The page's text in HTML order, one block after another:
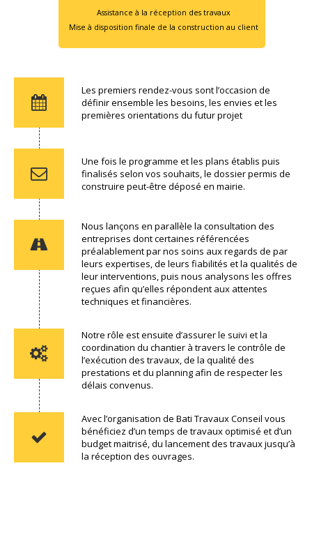
Assistance à la réception des travaux
Mise à disposition finale de la construction au client
Les premiers rendez-vous sont l’occasion de
définir ensemble les besoins, les envies et les
premières orientations du futur projet
Une fois le programme et les plans établis puis
finalisés selon vos souhaits, le dossier permis de
construire peut-être déposé en mairie.
Nous lançons en parallèle la consultation des
entreprises dont certaines référencées
préalablement par nos soins aux regards de par
leurs expertises, de leurs fiabilités et la qualités de
leur interventions, puis nous analysons les offres
reçues afin qu’elles répondent aux attentes
techniques et financières.
Notre rôle est ensuite d’assurer le suivi et la
coordination du chantier à travers le contrôle de
l’exécution des travaux, de la qualité des
prestations et du planning afin de respecter les
délais convenus.
Avec l’organisation de Bati Travaux Conseil vous
bénéficiez d’un temps de travaux optimisé et d’un
budget maitrisé, du lancement des travaux jusqu’à
la réception des ouvrages.